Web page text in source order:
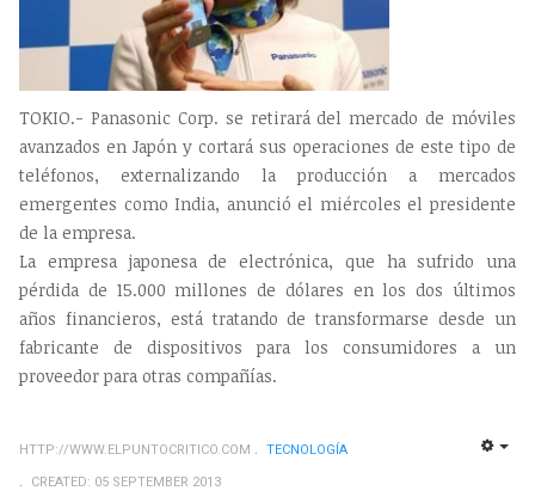
TOKIO.- Panasonic Corp. se retirará del mercado de móviles
avanzados en Japón y cortará sus operaciones de este tipo de
teléfonos, externalizando la producción a mercados
emergentes como India, anunció el miércoles el presidente
de la empresa.
La empresa japonesa de electrónica, que ha sufrido una
pérdida de 15.000 millones de dólares en los dos últimos
años financieros, está tratando de transformarse desde un
fabricante de dispositivos para los consumidores a un
proveedor para otras compañías.
HTTP://WWW.ELPUNTOCRITICO.COM
TECNOLOGÍ­A
CREATED: 05 SEPTEMBER 2013